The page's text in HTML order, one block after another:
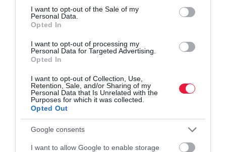
consent section.
I want to opt-out of the Sale of my
Personal Data.
Opted In
I want to opt-out of processing my
Personal Data for Targeted Advertising.
Opted In
I want to opt-out of Collection, Use,
Retention, Sale, and/or Sharing of my
Personal Data that Is Unrelated with the
Purposes for which it was collected.
Opted Out
Google consents
I want to allow Google to enable storage
olajkészlethez
kőolajkészletek felszabadítása érdekében, mert január 27. óta nem
érkezik kőolaj a Barátság kőolajvezetéken keresztül. Az…